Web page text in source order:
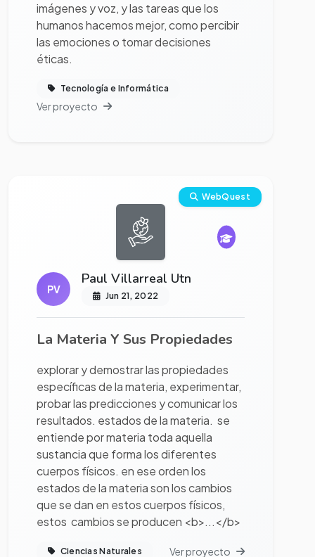
imágenes y voz, y las tareas que los
humanos hacemos mejor, como percibir
las emociones o tomar decisiones
éticas.
Tecnología e Informática
Ver proyecto
WebQuest
PV
Paul Villarreal Utn
Jun 21, 2022
La Materia Y Sus Propiedades
explorar y demostrar las propiedades
específicas de la materia, experimentar,
probar las predicciones y comunicar los
resultados. estados de la materia. se
entiende por materia toda aquella
sustancia que forma los diferentes
cuerpos físicos. en ese orden los
estados de la materia son los cambios
que se dan en estos cuerpos físicos,
estos cambios se producen <b>...</b>
Ciencias Naturales Ver proyecto